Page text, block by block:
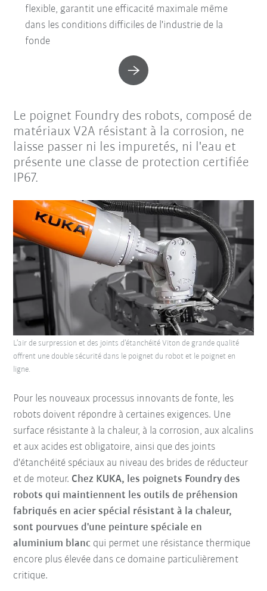
flexible, garantit une efficacité maximale même
dans les conditions difficiles de l'industrie de la
fonde
Le poignet Foundry des robots, composé de
matériaux V2A résistant à la corrosion, ne
laisse passer ni les impuretés, ni l'eau et
présente une classe de protection certifiée
IP67.
Pour les nouveaux processus innovants de fonte, les
robots doivent répondre à certaines exigences. Une
surface résistante à la chaleur, à la corrosion, aux alcalins
et aux acides est obligatoire, ainsi que des joints
d'étanchéité spéciaux au niveau des brides de réducteur
et de moteur. Chez KUKA, les poignets Foundry des
robots qui maintiennent les outils de préhension
fabriqués en acier spécial résistant à la chaleur,
sont pourvues d'une peinture spéciale en
aluminium blanc qui permet une résistance thermique
encore plus élevée dans ce domaine particulièrement
critique.
L’air de surpression et des joints d’étanchéité Viton de grande qualité
offrent une double sécurité dans le poignet du robot et le poignet en
ligne.